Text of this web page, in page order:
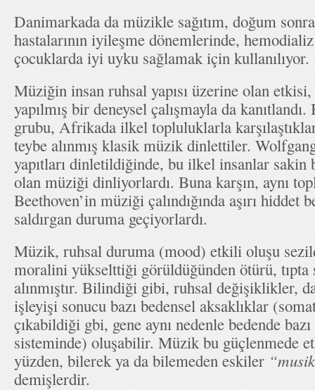
Danimarkada da müzikle sağıtım, doğum
hastalarının iyileşme dönemlerinde,
çocuklarda iyi uyku sağlamak için kullanılıyor.
Müziğin insan ruhsal yapısı üzerine olan
yapılmış bir deneysel çalışmayla da
grubu, Afrikada ilkel topluluklarla
teybe alınmış klasik müzik dinlettiler.
yapıtları dinletildiğinde, bu ilkel insanlar sakin
olan müziği dinliyorlardı. Buna karşın, aynı
Beethoven’in müziği çalındığında aşırı
saldırgan duruma geçiyorlardı.
Müzik, ruhsal duruma (mood) etkili oluşu
moralini yükselttiği görüldüğünden ötürü, tıpta
alınmıştır. Bilindiği gibi, ruhsal değişiklikler,
işleyişi sonucu bazı bedensel aksaklıklar
çıkabildiği gbi, gene aynı nedenle bedende
sisteminde) oluşabilir. Müzik bu güçlenmede
yüzden, bilerek ya da bilemeden eskiler
demişlerdir.